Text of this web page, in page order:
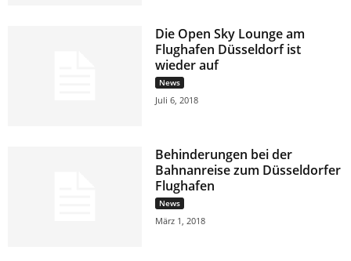
Die Open Sky Lounge am
Flughafen Düsseldorf ist
wieder auf
News
Juli 6, 2018
Behinderungen bei der
Bahnanreise zum Düsseldorfer
Flughafen
News
März 1, 2018